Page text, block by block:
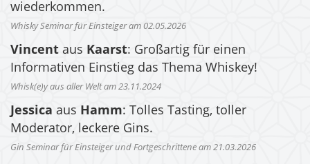
wiederkommen.
Whisky Seminar für Einsteiger am 02.05.2026
Vincent aus Kaarst: Großartig für einen
Informativen Einstieg das Thema Whiskey!
Whisk(e)y aus aller Welt am 23.11.2024
Jessica aus Hamm: Tolles Tasting, toller
Moderator, leckere Gins.
Gin Seminar für Einsteiger und Fortgeschrittene am 21.03.2026